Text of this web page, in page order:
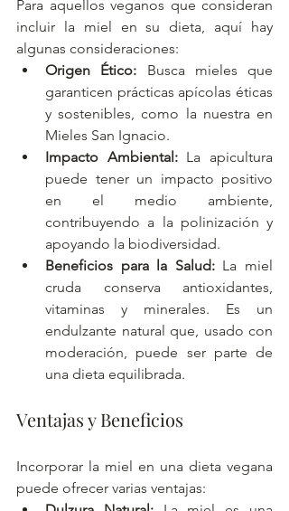
Para aquellos veganos que consideran
incluir la miel en su dieta, aquí hay
algunas consideraciones:
Origen Ético: Busca mieles que
garanticen prácticas apícolas éticas
y sostenibles, como la nuestra en
Mieles San Ignacio.
Impacto Ambiental: La apicultura
puede tener un impacto positivo
en el medio ambiente,
contribuyendo a la polinización y
apoyando la biodiversidad.
Beneficios para la Salud: La miel
cruda conserva antioxidantes,
vitaminas y minerales. Es un
endulzante natural que, usado con
moderación, puede ser parte de
una dieta equilibrada.
Ventajas y Beneficios
Incorporar la miel en una dieta vegana
puede ofrecer varias ventajas: